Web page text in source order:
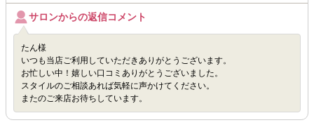
サロンからの返信コメント
たん様
いつも当店ご利用していただきありがとうございます。
お忙しい中！嬉しい口コミありがとうございました。
スタイルのご相談あれば気軽に声かけてください。
またのご来店お待ちしています。